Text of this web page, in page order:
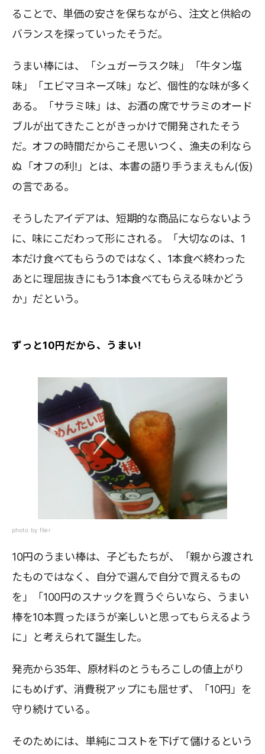
ることで、単価の安さを保ちながら、注文と供給の
バランスを探っていったそうだ。
うまい棒には、「シュガーラスク味」「牛タン塩
味」「エビマヨネーズ味」など、個性的な味が多く
ある。「サラミ味」は、お酒の席でサラミのオード
ブルが出てきたことがきっかけで開発されたそう
だ。オフの時間だからこそ思いつく、漁夫の利なら
ぬ「オフの利!」とは、本書の語り手うまえもん(仮)
の言である。
そうしたアイデアは、短期的な商品にならないよう
に、味にこだわって形にされる。「大切なのは、1
本だけ食べてもらうのではなく、1本食べ終わった
あとに理屈抜きにもう1本食べてもらえる味かどう
か」だという。
ずっと10円だから、うまい!
photo by flier
10円のうまい棒は、子どもたちが、「親から渡され
たものではなく、自分で選んで自分で買えるもの
を」「100円のスナックを買うぐらいなら、うまい
棒を10本買ったほうが楽しいと思ってもらえるよう
に」と考えられて誕生した。
発売から35年、原材料のとうもろこしの値上がり
にもめげず、消費税アップにも屈せず、「10円」を
守り続けている。
そのためには、単純にコストを下げて儲けるという